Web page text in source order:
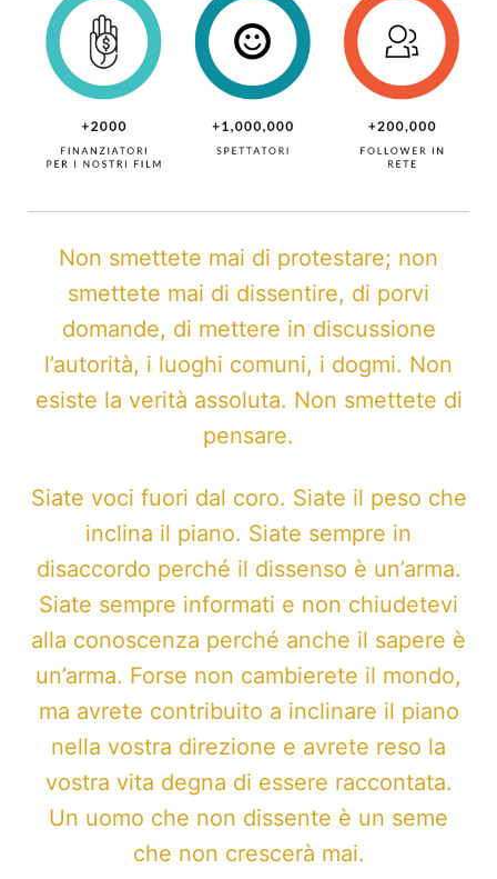
Non smettete mai di protestare; non
smettete mai di dissentire, di porvi
domande, di mettere in discussione
l’autorità, i luoghi comuni, i dogmi. Non
esiste la verità assoluta. Non smettete di
pensare.
Siate voci fuori dal coro. Siate il peso che
inclina il piano. Siate sempre in
disaccordo perché il dissenso è un’arma.
Siate sempre informati e non chiudetevi
alla conoscenza perché anche il sapere è
un’arma. Forse non cambierete il mondo,
ma avrete contribuito a inclinare il piano
nella vostra direzione e avrete reso la
vostra vita degna di essere raccontata.
Un uomo che non dissente è un seme
che non crescerà mai.